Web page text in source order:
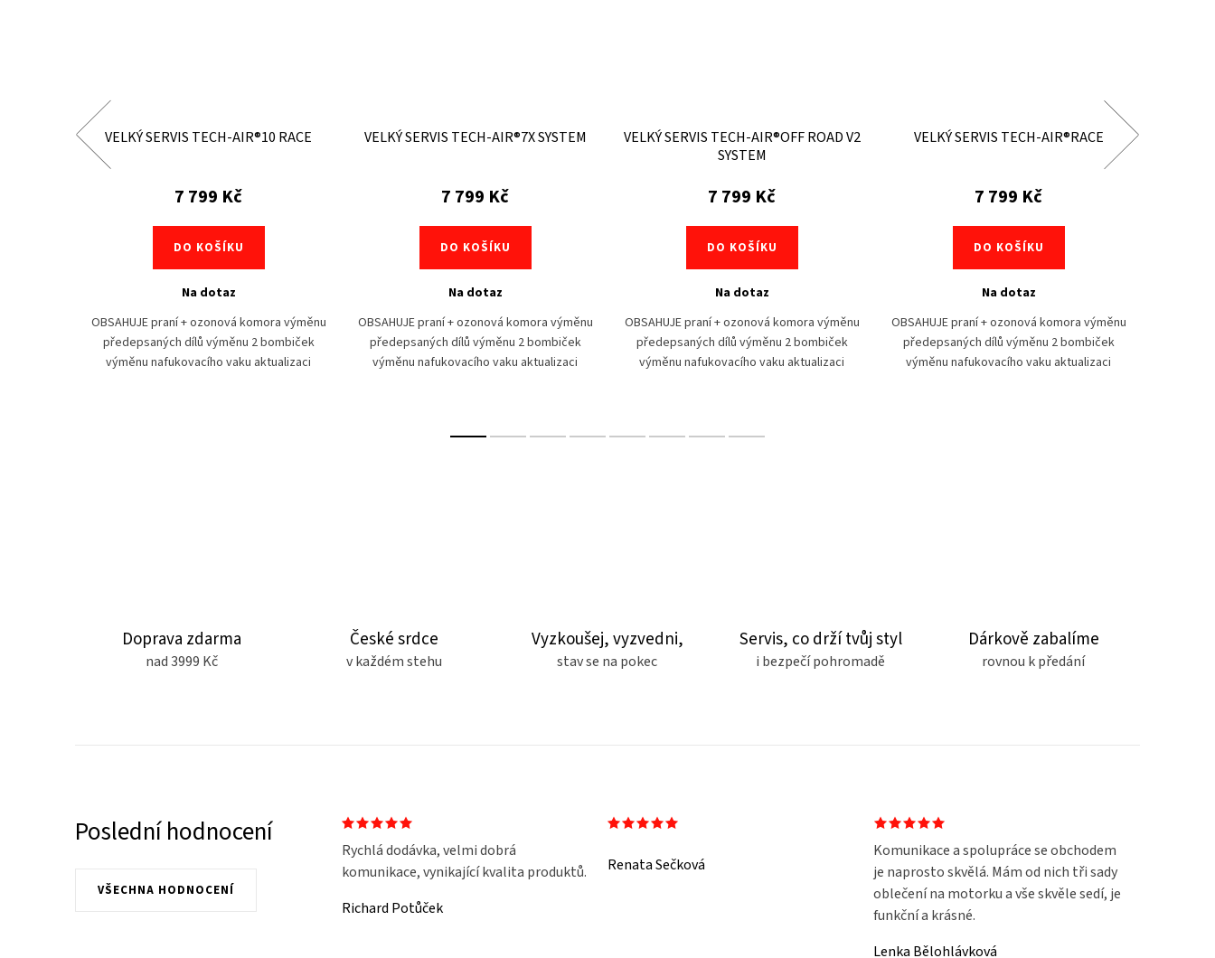
VELKÝ SERVIS TECH-AIR®10 RACE
7 799 Kč
DO KOŠÍKU
Na dotaz
OBSAHUJE praní + ozonová komora výměnu
předepsaných dílů výměnu 2 bombiček
výměnu nafukovacího vaku aktualizaci
VELKÝ SERVIS TECH-AIR®7X SYSTEM
7 799 Kč
DO KOŠÍKU
Na dotaz
OBSAHUJE praní + ozonová komora výměnu
předepsaných dílů výměnu 2 bombiček
výměnu nafukovacího vaku aktualizaci
VELKÝ SERVIS TECH-AIR®OFF ROAD V2
SYSTEM
7 799 Kč
DO KOŠÍKU
Na dotaz
OBSAHUJE praní + ozonová komora výměnu
předepsaných dílů výměnu 2 bombiček
výměnu nafukovacího vaku aktualizaci
VELKÝ SERVIS TECH-AIR®RACE
7 799 Kč
DO KOŠÍKU
Na dotaz
OBSAHUJE praní + ozonová komora výměnu
předepsaných dílů výměnu 2 bombiček
výměnu nafukovacího vaku aktualizaci
Doprava zdarma
nad 3999 Kč
České srdce
v každém stehu
Vyzkoušej, vyzvedni,
stav se na pokec
Servis, co drží tvůj styl
i bezpečí pohromadě
Dárkově zabalíme
rovnou k předání
Poslední hodnocení
VŠECHNA HODNOCENÍ
Rychlá dodávka, velmi dobrá
komunikace, vynikající kvalita produktů.
Richard Potůček
Renata Sečková
Komunikace a spolupráce se obchodem
je naprosto skvělá. Mám od nich tři sady
oblečení na motorku a vše skvěle sedí, je
funkční a krásné.
Lenka Bělohlávková